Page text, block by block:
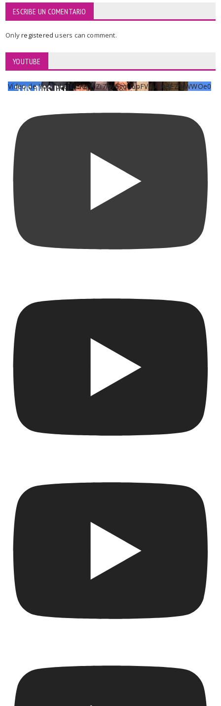
ESCRIBE UN COMENTARIO
Onlyregisteredusers can comment.
YOUTUBE
Vídeo de YouTube UCKqYjiZi7lzy6gqU6pFVFiA_A3EZ9JWWOe0